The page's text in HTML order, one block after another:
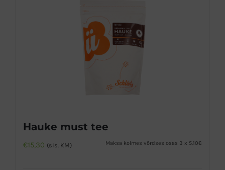
Hauke must tee
€15,30 (sis. KM) Maksa kolmes võrdses osas 3 x 5.10€